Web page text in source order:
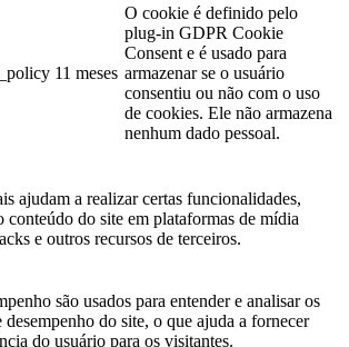
11 meses
O cookie é definido pelo
plug-in GDPR Cookie
Consent e é usado para
armazenar se o usuário
consentiu ou não com o uso
de cookies. Ele não armazena
nenhum dado pessoal.
ajudam a realizar certas funcionalidades,
conteúdo do site em plataformas de mídia
e outros recursos de terceiros.
são usados para entender e analisar os
do site, o que ajuda a fornecer
do usuário para os visitantes.